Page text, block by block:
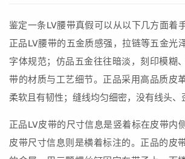
鉴定一条LV腰带真假可以从以下几方面着
正品LV腰带的五金质感强，拉链等五金光
字体规范；仿品五金往往暗淡，刻印模糊
带的材质与工艺细节。正品采用高品质皮
柔软且有韧性；缝线均匀细密，没有线头、
正品LV皮带的尺寸信息是竖着标在皮带内
皮带尺寸信息则是横着标注的。正品的皮